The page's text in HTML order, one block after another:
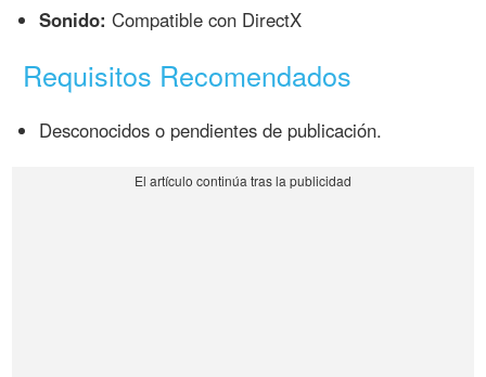
Sonido: Compatible con DirectX
Requisitos Recomendados
Desconocidos o pendientes de publicación.